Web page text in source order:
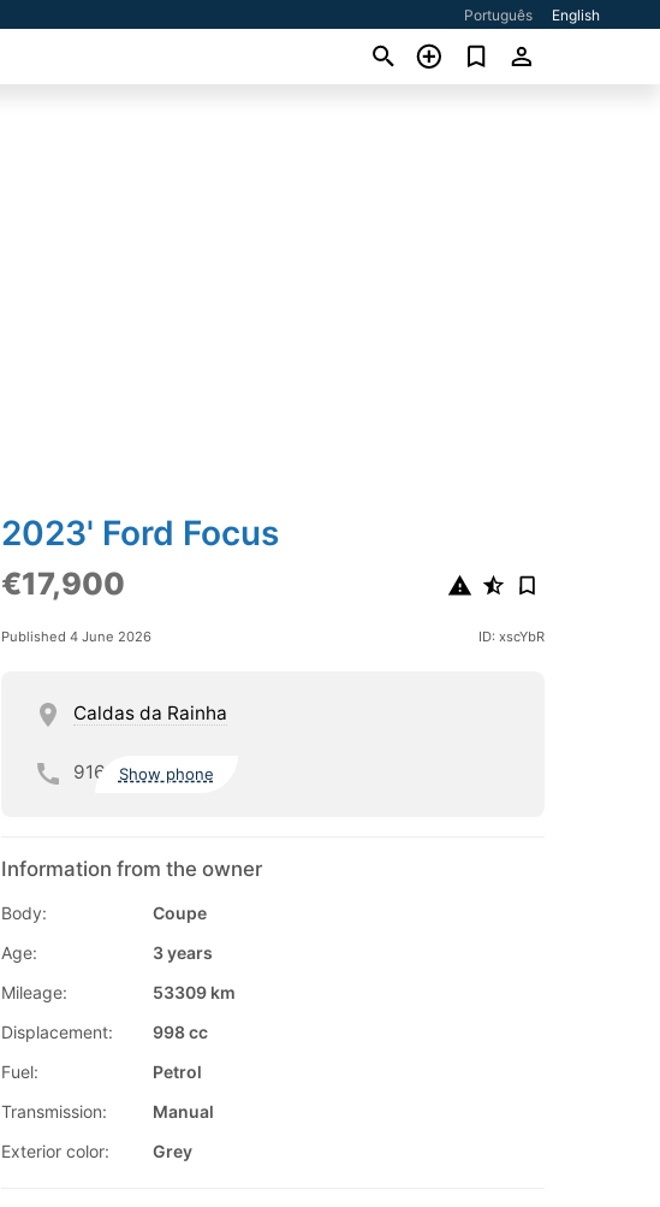
Português English
2023' Ford Focus
€17,900
Published 4 June 2026 ID: xscYbR
Caldas da Rainha
916 Show phone
Information from the owner
Body:
Coupe
Age:
3 years
Mileage:
53309 km
Displacement:
998 cc
Fuel:
Petrol
Transmission:
Manual
Exterior color:
Grey